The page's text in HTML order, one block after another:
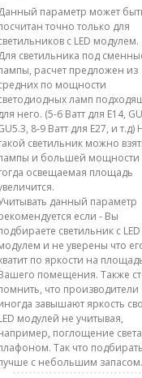
параметр может
точно только для
с LED модулем.
светильника под
расчет предложен из
по мощности
ламп
него. (5-6 Ватт для E14,
8-9 Ватт для E27, и т.д)
светильник можно
и большей мощности
освещаемая площадь
данный параметр
если - Вы
светильник с LED
и не уверены что
по яркости на
помещения. Также
что производители
завышают яркость
модулей не учитывая,
поглощение света
Так что подбирать
с небольшим запасом.